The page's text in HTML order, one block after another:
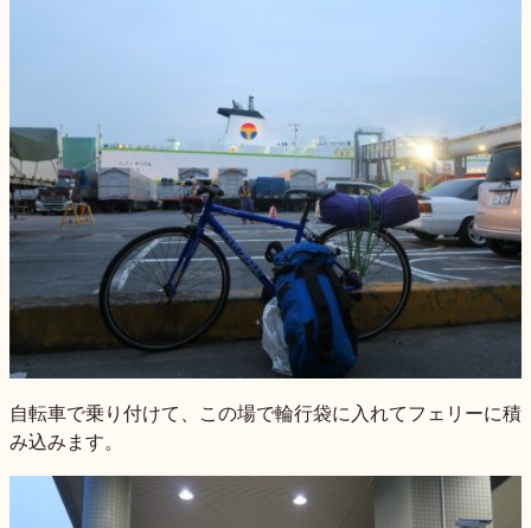
自転車で乗り付けて、この場で輪行袋に入れてフェリーに積
み込みます。